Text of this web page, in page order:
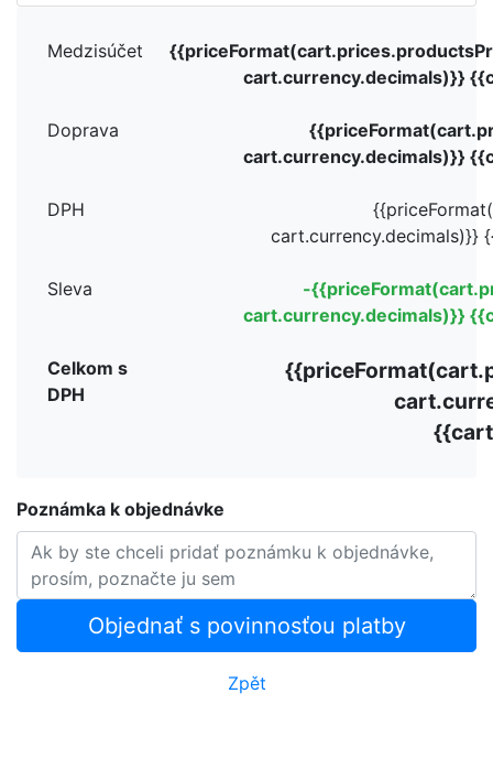
Medzisúčet
cart.currency.decimals)}}
Doprava
cart.currency.decimals)}}
DPH
cart.currency.decimals)}}
Sleva
-
cart.currency.decimals)}}
Celkom s
DPH
Poznámka k objednávke
Objednať s povinnosťou platby
Zpět